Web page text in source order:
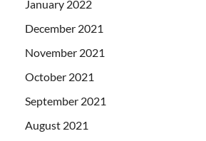
January 2022
December 2021
November 2021
October 2021
September 2021
August 2021